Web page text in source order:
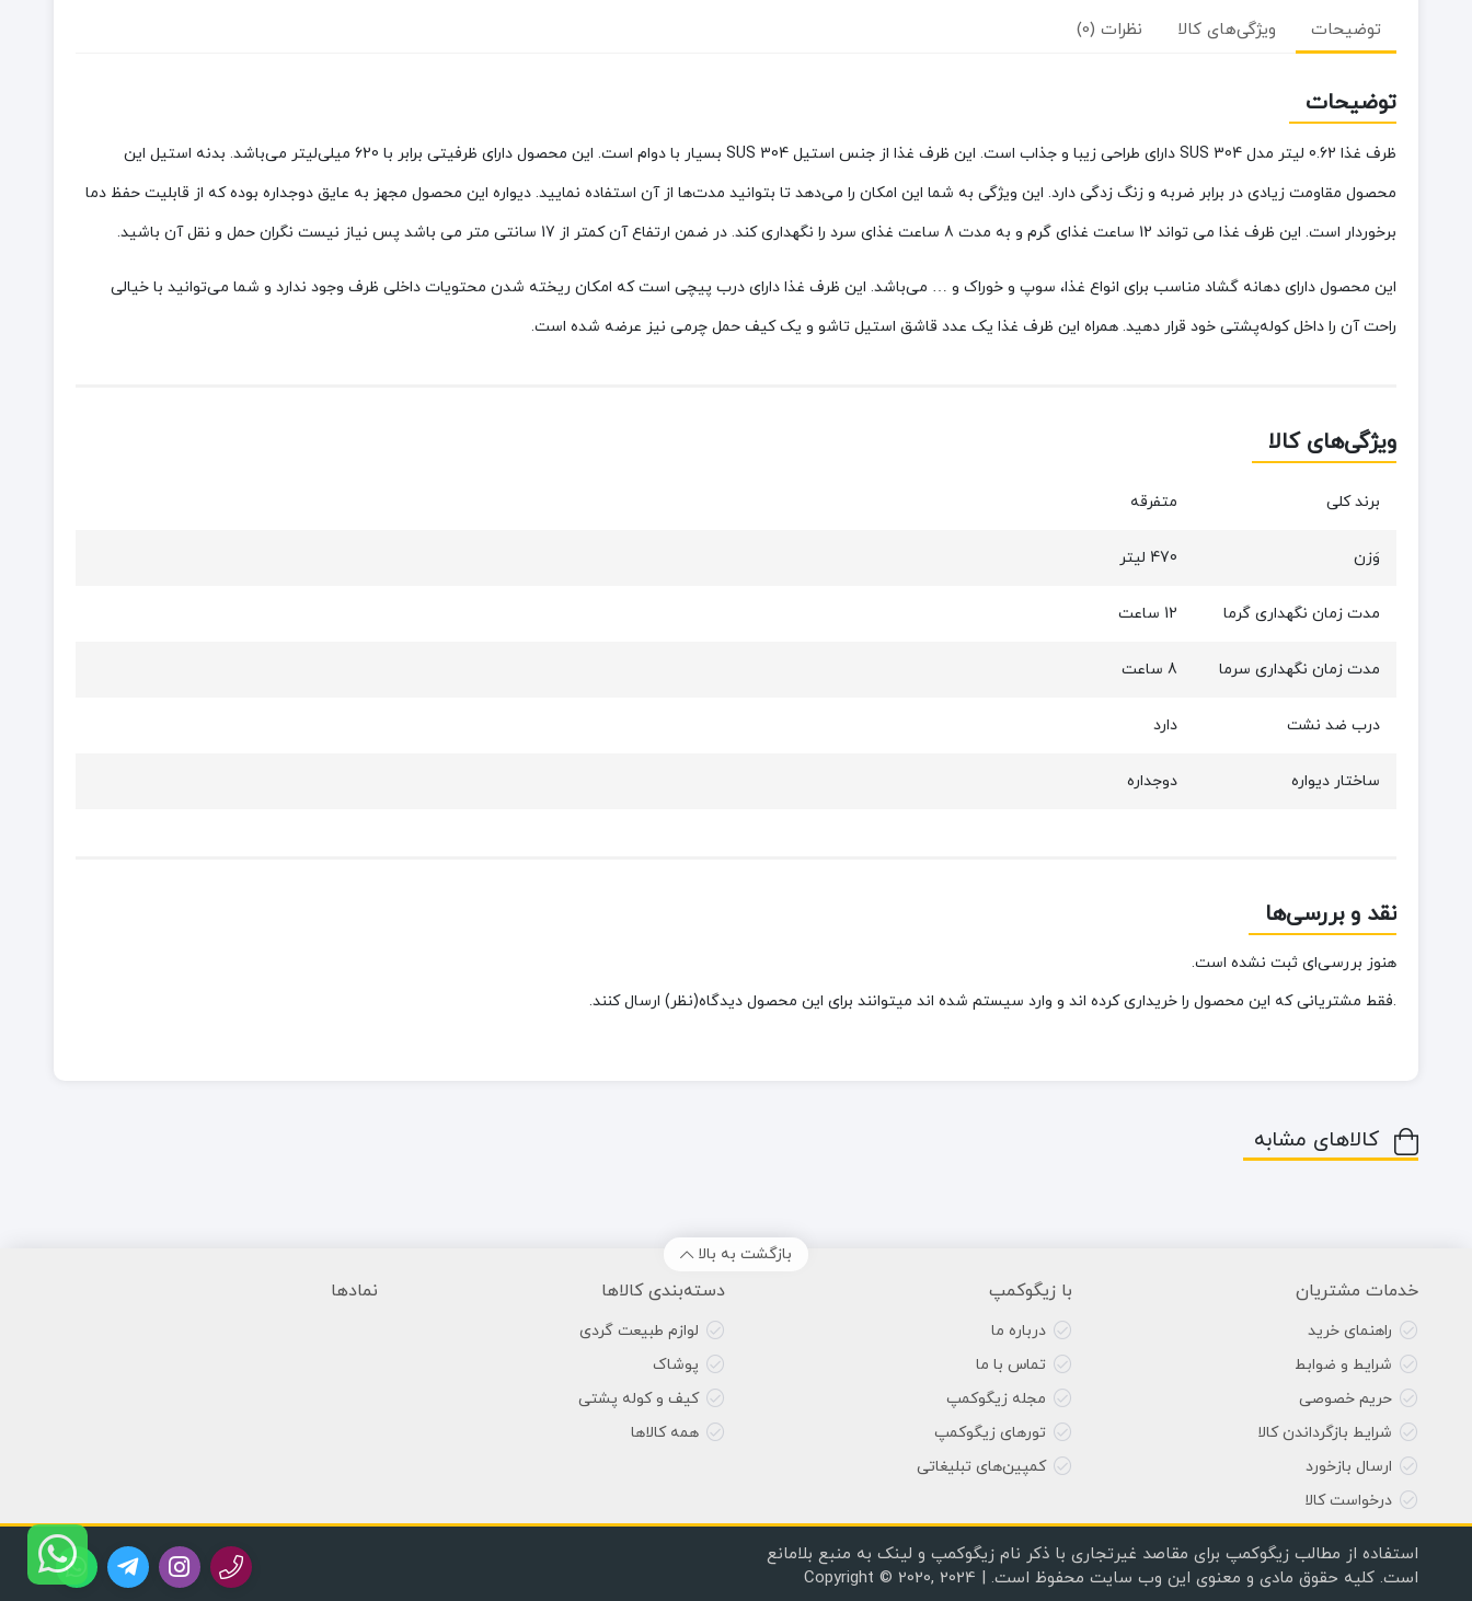
توضیحات ویژگی‌های کالا نظرات (0)
توضیحات
ظرف غذا 0.62 لیتر مدل SUS 304 دارای طراحی زیبا و جذاب است. این ظرف غذا از جنس استیل 304 SUS بسیار با دوام است. این محصول دارای ظرفیتی برابر با 620 میلی‌لیتر می‌باشد. بدنه استیل این
محصول مقاومت زیادی در برابر ضربه و زنگ زدگی دارد. این ویژگی به شما این امکان را می‌دهد تا بتوانید مدت‌ها از آن استفاده نمایید. دیواره این محصول مجهز به عایق دوجداره بوده که از قابلیت حفظ دما
برخوردار است. این ظرف غذا می تواند 12 ساعت غذای گرم و به مدت 8 ساعت غذای سرد را نگهداری کند. در ضمن ارتفاع آن کمتر از 17 سانتی متر می باشد پس نیاز نیست نگران حمل و نقل آن باشید.
این محصول دارای دهانه گشاد مناسب برای انواع غذا، سوپ و خوراک و … می‌باشد. این ظرف غذا دارای درب پیچی است که امکان ریخته شدن محتویات داخلی ظرف وجود ندارد و شما می‌توانید با خیالی
راحت آن را داخل کوله‌پشتی خود قرار دهید. همراه این ظرف غذا یک عدد قاشق استیل تاشو و یک کیف حمل چرمی نیز عرضه شده است.
ویژگی‌های کالا
برند کلی متفرقه
وَزن 470 لیتر
مدت زمان نگهداری گرما 12 ساعت
مدت زمان نگهداری سرما 8 ساعت
درب ضد نشت دارد
ساختار دیواره دوجداره
نقد و بررسی‌ها
هنوز بررسی‌ای ثبت نشده است.
.فقط مشتریانی که این محصول را خریداری کرده اند و وارد سیستم شده اند میتوانند برای این محصول دیدگاه(نظر) ارسال کنند.
کالاهای مشابه
بازگشت به بالا
خدمات مشتریان
راهنمای خرید
شرایط و ضوابط
حریم خصوصی
شرایط بازگرداندن کالا
ارسال بازخورد
درخواست کالا
با زیگوکمپ
درباره ما
تماس با ما
مجله زیگوکمپ
تورهای زیگوکمپ
کمپین‌های تبلیغاتی
دسته‌بندی کالاها
لوازم طبیعت گردی
پوشاک
کیف و کوله پشتی
همه کالاها
نمادها
استفاده از مطالب زیگوکمپ برای مقاصد غیرتجاری با ذکر نام زیگوکمپ و لینک به منبع بلامانع
است. کلیه حقوق مادی و معنوی این وب سایت محفوظ است. | Copyright © 2020, 2024